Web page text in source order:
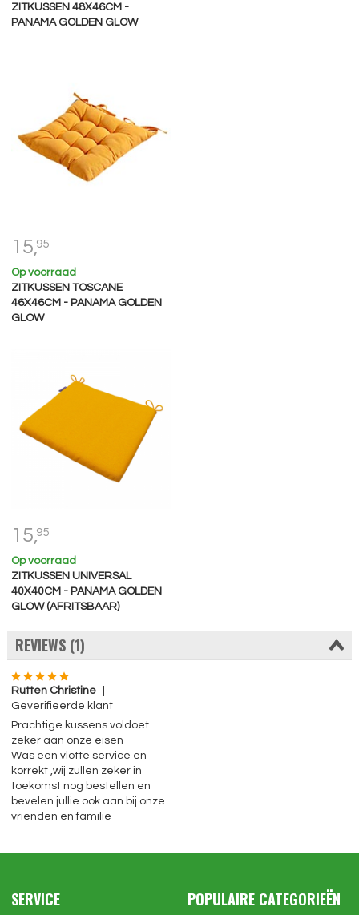
ZITKUSSEN 48X46CM -
PANAMA GOLDEN GLOW
15,95
Op voorraad
ZITKUSSEN TOSCANE
46X46CM - PANAMA GOLDEN
GLOW
15,95
Op voorraad
ZITKUSSEN UNIVERSAL
40X40CM - PANAMA GOLDEN
GLOW (AFRITSBAAR)
REVIEWS (1)
Rutten Christine
Geverifieerde klant
Prachtige kussens voldoet
zeker aan onze eisen
Was een vlotte service en
korrekt ,wij zullen zeker in
toekomst nog bestellen en
bevelen jullie ook aan bij onze
vrienden en familie
SERVICE POPULAIRE CATEGORIEËN